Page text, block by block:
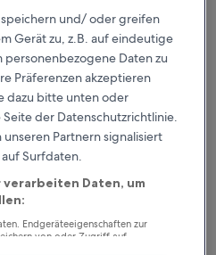
für jede
Übernachtung
für Mitglieder
diese Daten
Morgen
speichern und/ oder greifen
Gerät zu, z.B. auf eindeutige
personenbezogene Daten zu
Präferenzen akzeptieren
dazu bitte unten oder
der Datenschutzrichtlinie.
Partnern signalisiert
Surfdaten.
Daten, um
Endgeräteeigenschaften zur
von oder Zugriff auf